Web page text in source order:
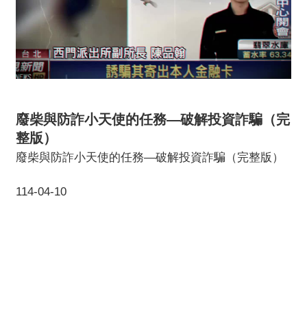
廢柴與防詐小天使的任務—破解投資詐騙（完
整版）
114-04-10
廢柴與防詐小天使的任務—破解投資詐騙（完整版）